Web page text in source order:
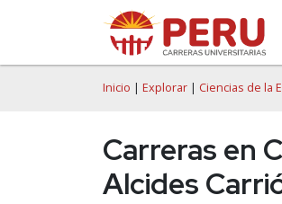
Inicio | Explorar | Ciencias de la
Carreras en
Alcides